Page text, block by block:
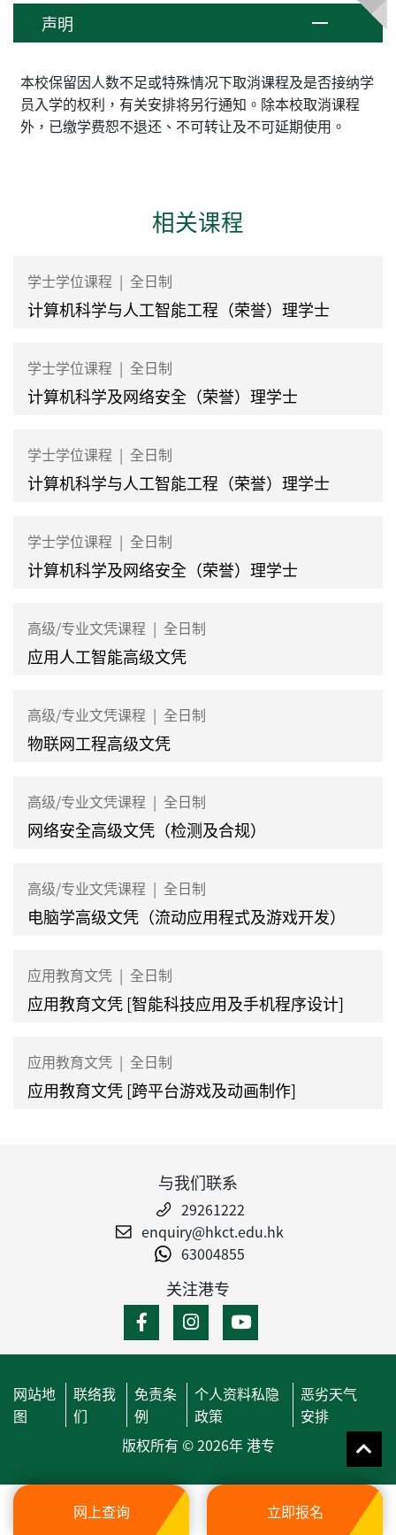
声明
本校保留因人数不足或特殊情况下取消课程及是否接纳学
员入学的权利，有关安排将另行通知。除本校取消课程
外，已缴学费恕不退还、不可转让及不可延期使用。
相关课程
学士学位课程 | 全日制
计算机科学与人工智能工程（荣誉）理学士
学士学位课程 | 全日制
计算机科学及网络安全（荣誉）理学士
学士学位课程 | 全日制
计算机科学与人工智能工程（荣誉）理学士
学士学位课程 | 全日制
计算机科学及网络安全（荣誉）理学士
高级/专业文凭课程 | 全日制
应用人工智能高级文凭
高级/专业文凭课程 | 全日制
物联网工程高级文凭
高级/专业文凭课程 | 全日制
网络安全高级文凭（检测及合规）
高级/专业文凭课程 | 全日制
电脑学高级文凭（流动应用程式及游戏开发）
应用教育文凭 | 全日制
应用教育文凭 [智能科技应用及手机程序设计]
应用教育文凭 | 全日制
应用教育文凭 [跨平台游戏及动画制作]
网上查询 立即报名
与我们联系
29261222
enquiry@hkct.edu.hk
63004855
关注港专
网站地
图
联络我
们
免责条
例
个人资料私隐
政策
恶劣天气
安排
版权所有 © 2026年 港专